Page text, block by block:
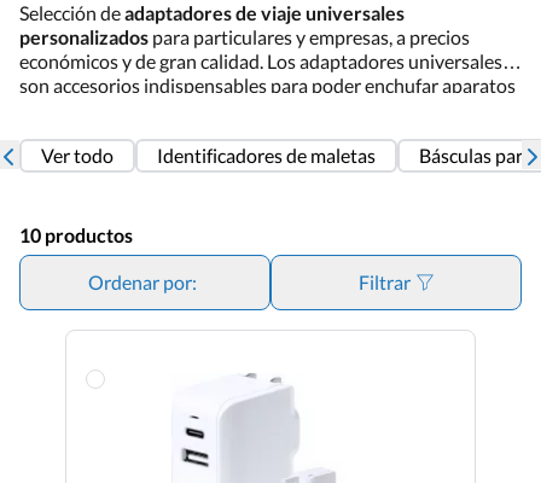
Selección deadaptadores de viaje universales
personalizados para particulares y empresas, a precios
económicos y de gran calidad. Los adaptadores universales
son accesorios indispensables para poder enchufar aparatos
país en el que te encuentres. Disponemos deadaptadores
universales para enchufes multi-región(USA, Australia,
colores disponibles y con un formato compacto que te
permitirá llevarlo hasta en las maletas personalizadas y
bolsas de viaje económicas
más pequeñas. Estos
adaptadores de viaje personalizados
publicitario económicoideal para eventos relacionados con
agencias de viaje y cadenas de hoteles. Si quieres saber cómo
podemos estampar tu logotipo o marca en estos artículos,
contacta con nosotros y solucionaremos tus dudas.
Ver todo Identificadores de maletas Básculas para
10 productos
Ordenar por: Filtrar